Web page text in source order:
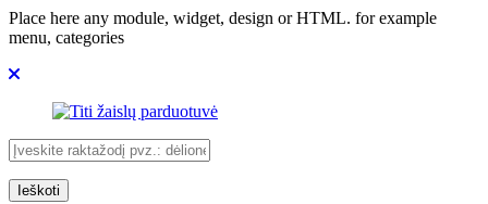
Place here any module, widget, design or HTML. for example
menu, categories
Ieškoti